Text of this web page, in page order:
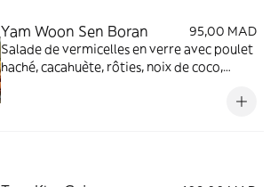
Yam Woon Sen Boran
95,00 MAD
Salade de vermicelles en verre avec poulet
haché, cacahuète, rôties, noix de coco,